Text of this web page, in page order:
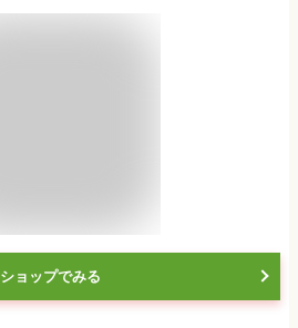
ショップでみる